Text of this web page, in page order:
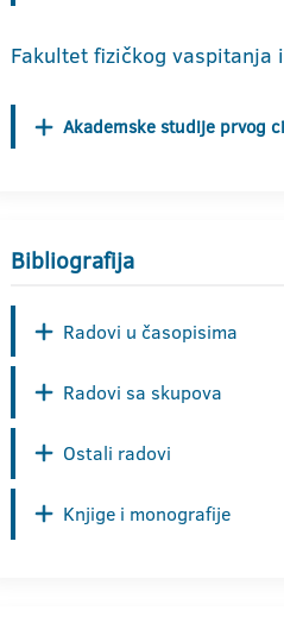
Fakultet fizičkog vaspitanja
Akademske studije prvog
Bibliografija
Radovi u časopisima
Radovi sa skupova
Ostali radovi
Knjige i monografije